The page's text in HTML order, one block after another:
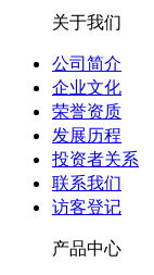
关于我们
公司简介
企业文化
荣誉资质
发展历程
投资者关系
联系我们
访客登记
产品中心